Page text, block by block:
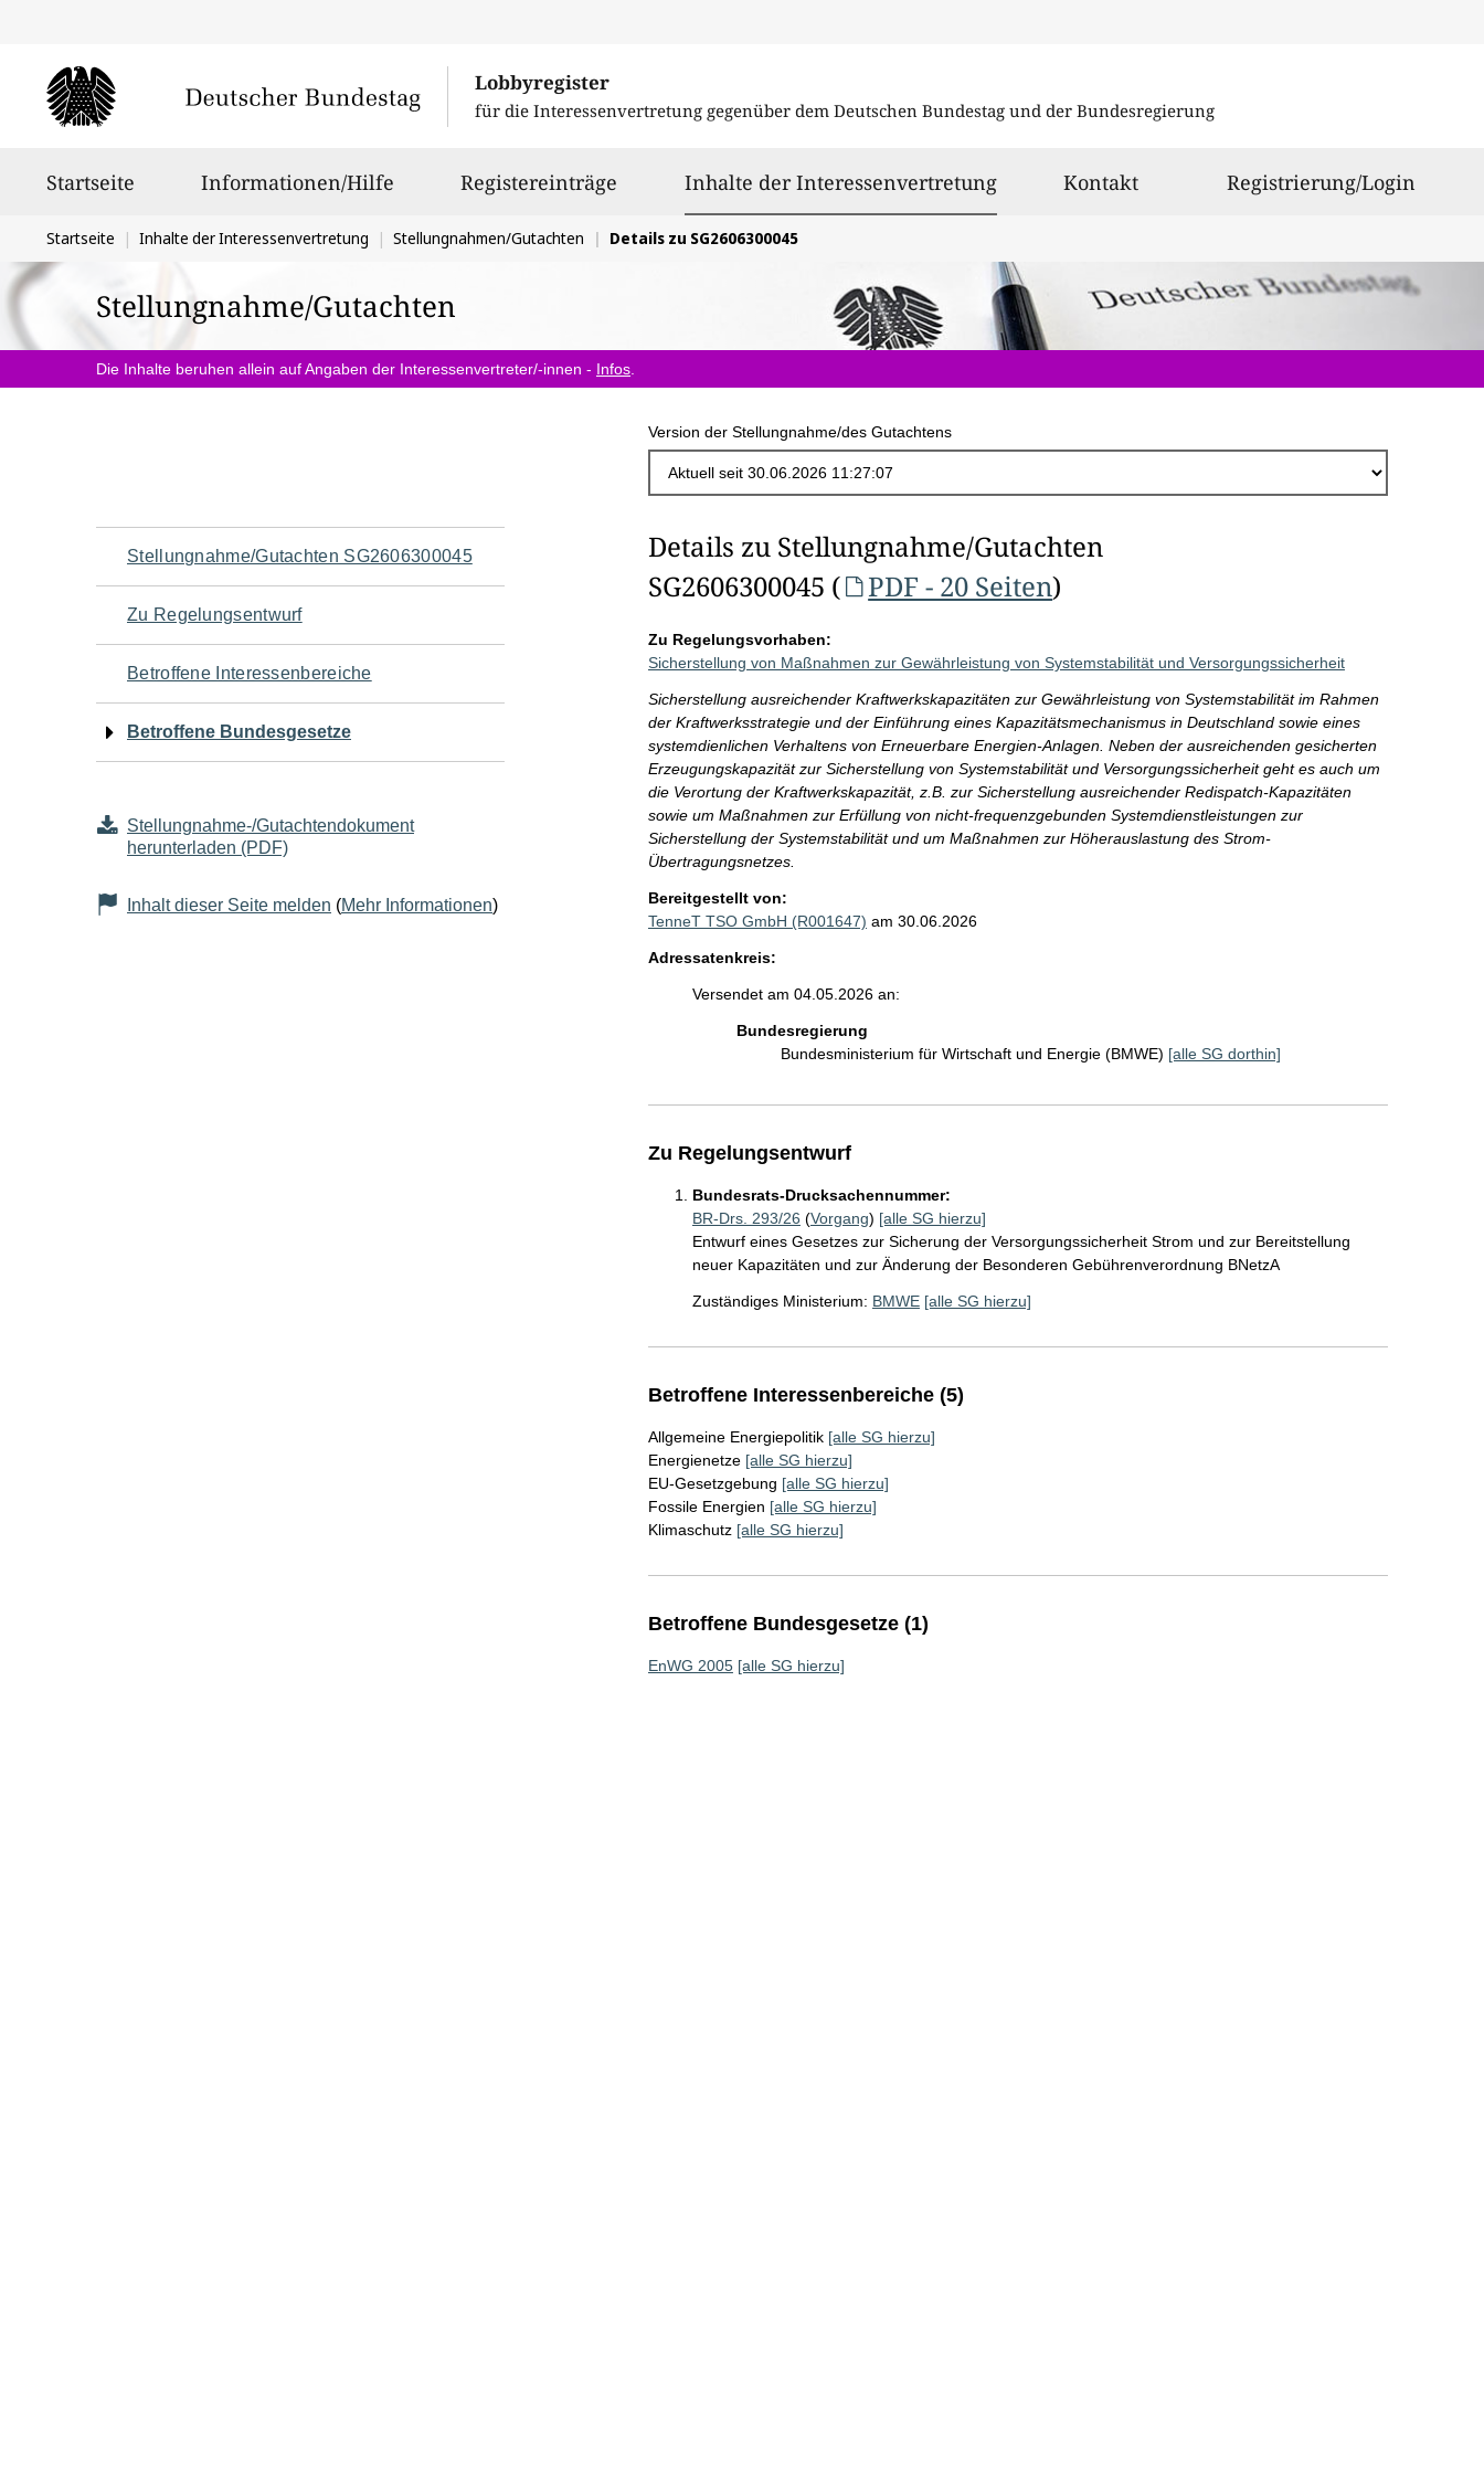
Lobbyregister
für die Interessenvertretung gegenüber dem Deutschen Bundestag und der Bundesregierung
Startseite Informationen/Hilfe Registereinträge Inhalte der Interessenvertretungausgewählt
Kontakt Registrierung/Login
Sie
befinden
sich
hier:
Startseite Inhalte der Interessenvertretung Stellungnahmen/Gutachten Details zu SG2606300045
Stellungnahme/Gutachten
Die Inhalte beruhen allein auf Angaben der Interessenvertreter/-innen - Infos
Version der Stellungnahme/des Gutachtens
Navigation
für
den
Seiteninhalt
Stellungnahme/Gutachten SG2606300045
Zu Regelungsentwurf
Betroffene Interessenbereiche
Betroffene Bundesgesetze
Stellungnahme-/Gutachtendokument
herunterladen (PDF)
Inhalt dieser Seite melden (Mehr Informationen)
Details zu Stellungnahme/Gutachten
SG2606300045 (
PDF - 20 Seiten)
Zu Regelungsvorhaben:
Sicherstellung von Maßnahmen zur Gewährleistung von Systemstabilität und Versorgungssicherheit
Sicherstellung ausreichender Kraftwerkskapazitäten zur Gewährleistung von Systemstabilität im Rahmen
der Kraftwerksstrategie und der Einführung eines Kapazitätsmechanismus in Deutschland sowie eines
systemdienlichen Verhaltens von Erneuerbare Energien-Anlagen. Neben der ausreichenden gesicherten
Erzeugungskapazität zur Sicherstellung von Systemstabilität und Versorgungssicherheit geht es auch um
die Verortung der Kraftwerkskapazität, z.B. zur Sicherstellung ausreichender Redispatch-Kapazitäten
sowie um Maßnahmen zur Erfüllung von nicht-frequenzgebunden Systemdienstleistungen zur
Sicherstellung der Systemstabilität und um Maßnahmen zur Höherauslastung des Strom-
Übertragungsnetzes.
Bereitgestellt von:
TenneT TSO GmbH (R001647) am 30.06.2026
Adressatenkreis:
Versendet am 04.05.2026 an:
Bundesregierung
Bundesministerium für Wirtschaft und Energie (BMWE) [alle SG dorthin]
Zu Regelungsentwurf
Bundesrats-Drucksachennummer:
BR-Drs. 293/26 (Vorgang) [alle SG hierzu]
Entwurf eines Gesetzes zur Sicherung der Versorgungssicherheit Strom und zur Bereitstellung
neuer Kapazitäten und zur Änderung der Besonderen Gebührenverordnung BNetzA
Zuständiges Ministerium: BMWE [alle SG hierzu]
Betroffene Interessenbereiche (5)
Allgemeine Energiepolitik [alle SG hierzu]
Energienetze [alle SG hierzu]
EU-Gesetzgebung [alle SG hierzu]
Fossile Energien [alle SG hierzu]
Klimaschutz [alle SG hierzu]
Betroffene Bundesgesetze (1)
EnWG 2005 [alle SG hierzu]